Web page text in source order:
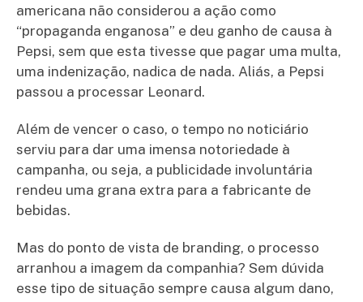
americana não considerou a ação como
“propaganda enganosa” e deu ganho de causa à
Pepsi, sem que esta tivesse que pagar uma multa,
uma indenização, nadica de nada. Aliás, a Pepsi
passou a processar Leonard.
Além de vencer o caso, o tempo no noticiário
serviu para dar uma imensa notoriedade à
campanha, ou seja, a publicidade involuntária
rendeu uma grana extra para a fabricante de
bebidas.
Mas do ponto de vista de branding, o processo
arranhou a imagem da companhia? Sem dúvida
esse tipo de situação sempre causa algum dano,